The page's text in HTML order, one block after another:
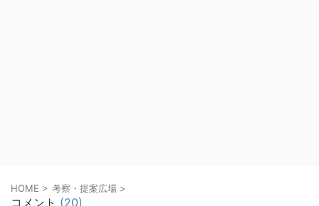
HOME > 考察・提案広場 >
コメント (20)